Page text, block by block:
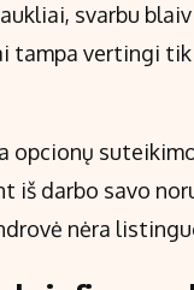
svarbu
tampa vertingi
iš darbo savo
nėra